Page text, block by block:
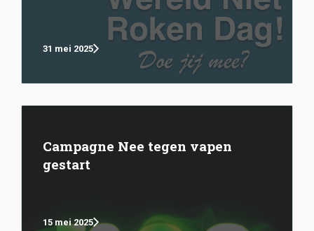
31 mei 2025
Campagne Nee tegen vapen
gestart
15 mei 2025